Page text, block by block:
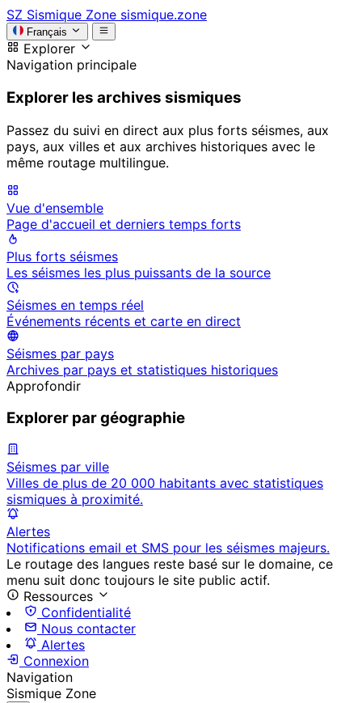
SZ Sismique Zone sismique.zone
Français
Explorer
Navigation principale
Explorer les archives sismiques
Passez du suivi en direct aux plus forts séismes, aux
pays, aux villes et aux archives historiques avec le
même routage multilingue.
Vue d'ensemble
Page d'accueil et derniers temps forts
Plus forts séismes
Les séismes les plus puissants de la source
Séismes en temps réel
Événements récents et carte en direct
Séismes par pays
Archives par pays et statistiques historiques
Approfondir
Explorer par géographie
Séismes par ville
Villes de plus de 20 000 habitants avec statistiques
sismiques à proximité.
Alertes
Notifications email et SMS pour les séismes majeurs.
Le routage des langues reste basé sur le domaine, ce
menu suit donc toujours le site public actif.
Ressources
Confidentialité
Nous contacter
Alertes
Connexion
Navigation
Sismique Zone